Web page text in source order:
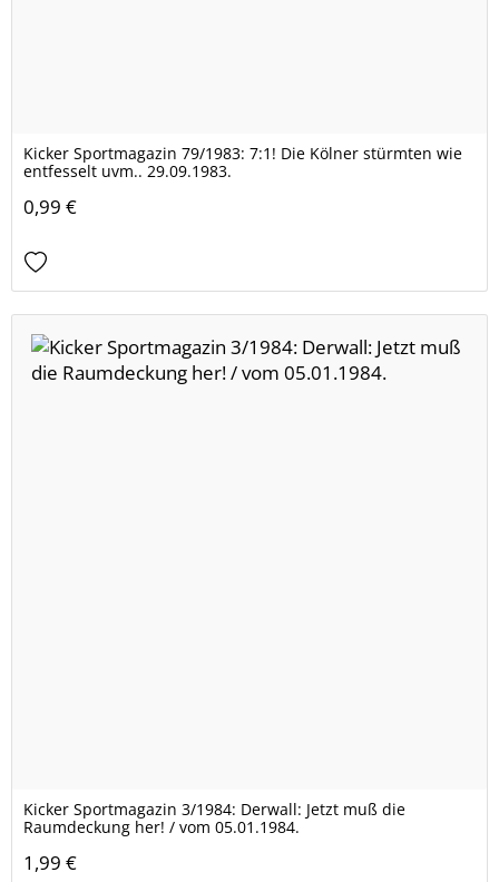
Kicker Sportmagazin 79/1983: 7:1! Die Kölner stürmten wie
entfesselt uvm.. 29.09.1983.
0,99 €
Kicker Sportmagazin 3/1984: Derwall: Jetzt muß die
Raumdeckung her! / vom 05.01.1984.
1,99 €